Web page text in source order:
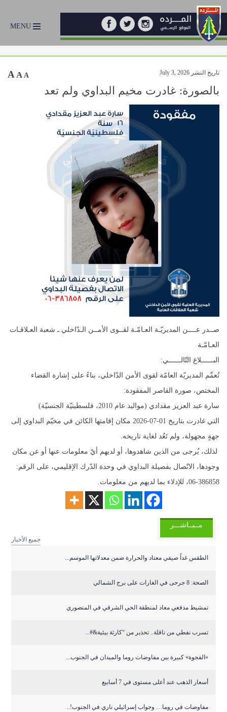
MENU
تاريخ النشر July 3, 2026 A A A
بالصورة: غادرت مخيم البداوي ولم تعد
‏صــدر عــــن المديريّـة العـامّـة لقــوى الأمــن الـدّاخلي ـ شعبة العـلاقـات
العـامّـة
‏البــــــلاغ التّالــــــي:
‏تُعمِّم المديريّة العامّة لقوى الأمن الدّاخلي، بناءً على إشارة القضاء
المختص، صورة القاصر المفقودة:
‏سارة عبد العزيز مقدادي (مواليد عام 2010، فلسطينيّة الجنسيّة)
‏التي غادرت بتاريخ 01-07-2026 مكان إقامتها الكائن في مخيّم البداوي إلى
جهةٍ مجهولة، ولم تَعُد لغاية تاريخه.
‏ لذلك، يُرجى من الذين شاهدوها، أو لديهم أيّ معلومات عنها أو عن مكان
وجودها، الاتّصال بفصيلة البداوي في وحدة الدّرك الإقليمي، على الرقم:
386858-06، للإدلاء بما لديهم من معلومات.
مــبــاشـــر
جميع الأخبار
الطقس غداً صيفي معتاد والحرارة ضمن معدلاتها الموسم...
الصحة: 8 جرحى في الغارات على برج الشمالي
تمشيط مدفعي معاد لمنطقة الحي الشرقي في المنصوري
تسرب نفطي من ناقلة.. تحذير من “كارثة بيئية&#...
«الفجوة» كبيرة بين مفاوضات روما والميدان في الجنوب...
أسعار الذهب عند أعلى مستوى في 7 أسابيع
مفاوضات في روما… وجواب إسرائيلي ناري في الجنوب!..